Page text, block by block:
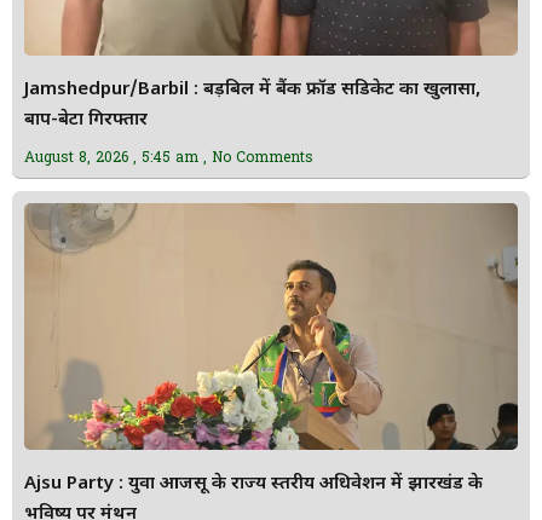
Jamshedpur/Barbil : बड़बिल में बैंक फ्रॉड सिंडिकेट का खुलासा,
बाप-बेटा गिरफ्तार
August 8, 2026 5:45 am No Comments
Ajsu Party : युवा आजसू के राज्य स्तरीय अधिवेशन में झारखंड के
भविष्य पर मंथन